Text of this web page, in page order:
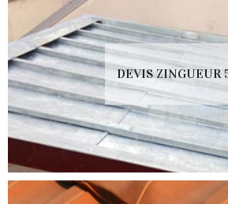
DEVIS ZINGUEUR